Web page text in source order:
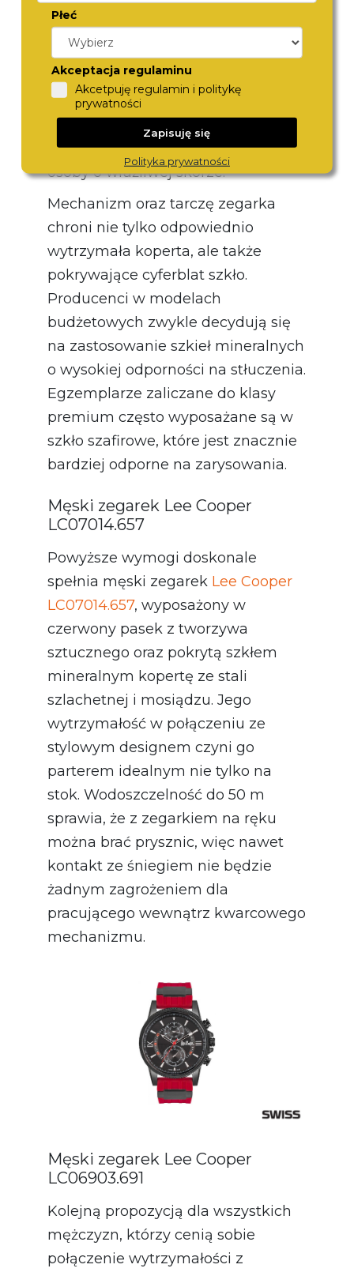
najczęściej sięgają po tworzywa
silikonowe, które dobrze
dopasowują się do kształtu
nadgarstka, zapewniają
odpowiednią stabilność oraz są
łatwe w czyszczeniu. Co więcej,
mogą być stosowane także przez
osoby o wrażliwej skórze.
Mechanizm oraz tarczę zegarka
chroni nie tylko odpowiednio
wytrzymała koperta, ale także
pokrywające cyferblat szkło.
Producenci w modelach
budżetowych zwykle decydują się
na zastosowanie szkieł mineralnych
o wysokiej odporności na stłuczenia.
Egzemplarze zaliczane do klasy
premium często wyposażane są w
szkło szafirowe, które jest znacznie
bardziej odporne na zarysowania.
Męski zegarek Lee Cooper
LC07014.657
Powyższe wymogi doskonale
spełnia męski zegarek Lee Cooper
LC07014.657, wyposażony w
czerwony pasek z tworzywa
sztucznego oraz pokrytą szkłem
mineralnym kopertę ze stali
szlachetnej i mosiądzu. Jego
wytrzymałość w połączeniu ze
stylowym designem czyni go
parterem idealnym nie tylko na
stok. Wodoszczelność do 50 m
sprawia, że z zegarkiem na ręku
można brać prysznic, więc nawet
kontakt ze śniegiem nie będzie
żadnym zagrożeniem dla
pracującego wewnątrz kwarcowego
mechanizmu.
Męski zegarek Lee Cooper
LC06903.691
Kolejną propozycją dla wszystkich
mężczyzn, którzy cenią sobie
połączenie wytrzymałości z
Płeć
Akceptacja regulaminu
Akcetpuję regulamin i politykę
prywatności
Zapisuję się
Polityka prywatności